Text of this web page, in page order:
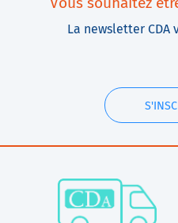
La newsletter CDA